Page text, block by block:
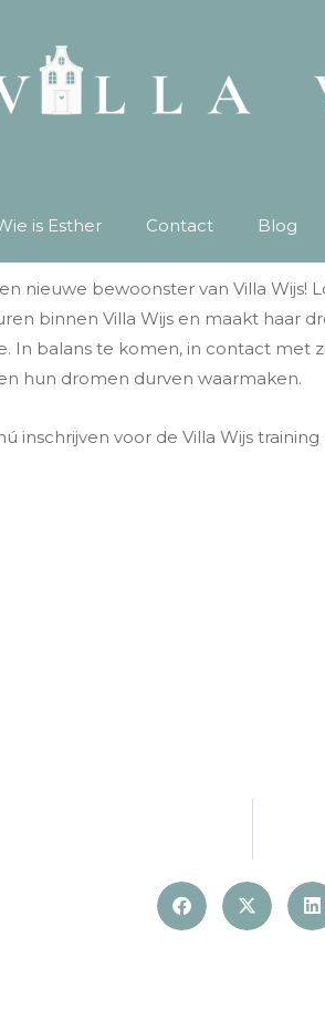
is Esther Contact Blog
nieuwe bewoonster van Villa Wijs!
binnen Villa Wijs en maakt haar
In balans te komen, in contact
hun dromen durven waarmaken.
inschrijven voor de Villa Wijs